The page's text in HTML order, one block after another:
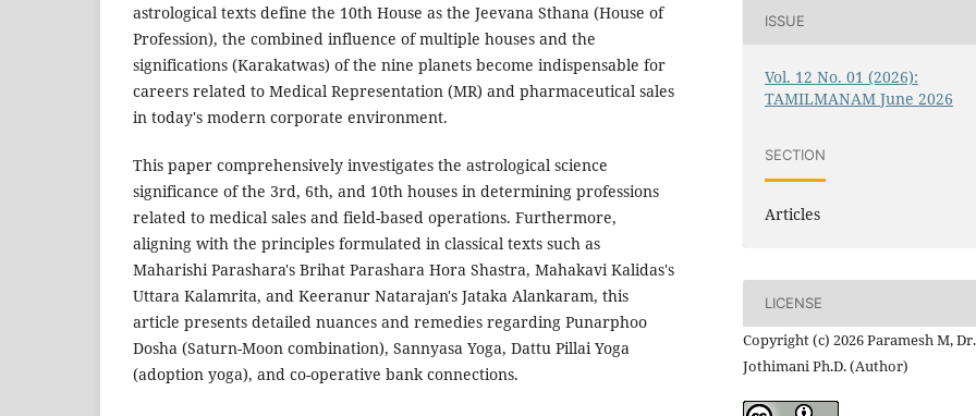
astrological texts define the 10th House as the Jeevana Sthana (House of
Profession), the combined influence of multiple houses and the
significations (Karakatwas) of the nine planets become indispensable for
careers related to Medical Representation (MR) and pharmaceutical sales
in today's modern corporate environment.
This paper comprehensively investigates the astrological science
significance of the 3rd, 6th, and 10th houses in determining professions
related to medical sales and field-based operations. Furthermore,
aligning with the principles formulated in classical texts such as
Maharishi Parashara's Brihat Parashara Hora Shastra, Mahakavi Kalidas's
Uttara Kalamrita, and Keeranur Natarajan's Jataka Alankaram, this
article presents detailed nuances and remedies regarding Punarphoo
Dosha (Saturn-Moon combination), Sannyasa Yoga, Dattu Pillai Yoga
(adoption yoga), and co-operative bank connections.
ISSUE
Vol. 12 No. 01 (2026):
TAMILMANAM June 2026
SECTION
Articles
LICENSE
Copyright (c) 2026 Paramesh M,
Jothimani Ph.D. (Author)